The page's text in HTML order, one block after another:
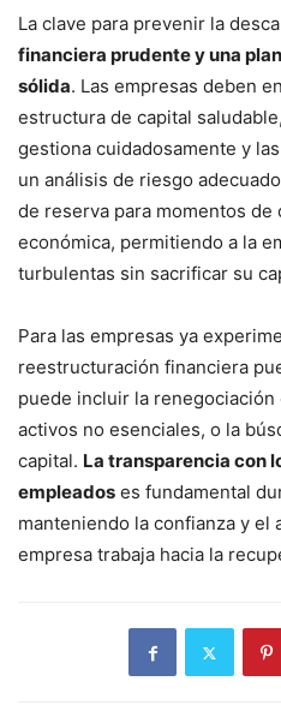
La clave para prevenir la
financiera prudente y una
sólida. Las empresas deben
estructura de capital
gestiona cuidadosamente y
un análisis de riesgo
de reserva para momentos de
económica, permitiendo a la
turbulentas sin sacrificar su
Para las empresas ya
reestructuración financiera
puede incluir la renegociación
activos no esenciales, o la
capital. La transparencia con
empleados es fundamental
manteniendo la confianza y el
empresa trabaja hacia la